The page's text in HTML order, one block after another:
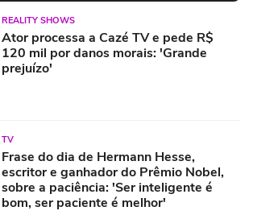
REALITY SHOWS
Ator processa a Cazé TV e pede R$
120 mil por danos morais: 'Grande
prejuízo'
TV
Frase do dia de Hermann Hesse,
escritor e ganhador do Prêmio Nobel,
sobre a paciência: 'Ser inteligente é
bom, ser paciente é melhor'